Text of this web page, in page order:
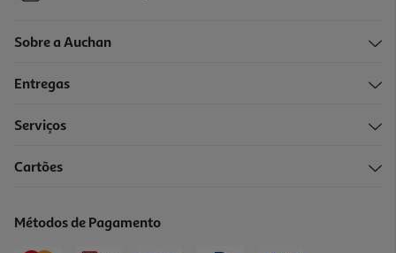
Sobre a Auchan
Entregas
Serviços
Cartões
Métodos de Pagamento